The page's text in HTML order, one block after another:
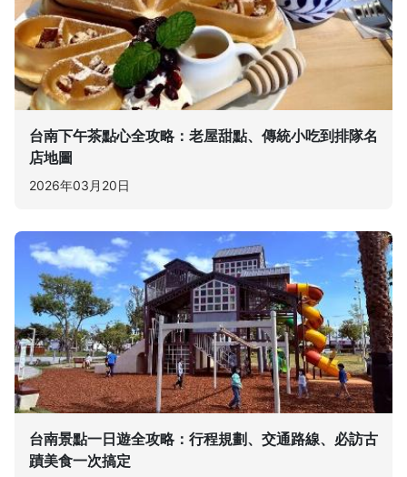
台南下午茶點心全攻略：老屋甜點、傳統小吃到排隊名
店地圖
2026年03月20日
台南景點一日遊全攻略：行程規劃、交通路線、必訪古
蹟美食一次搞定